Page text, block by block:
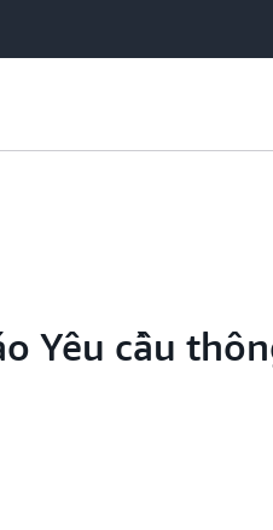
Yêu cầu